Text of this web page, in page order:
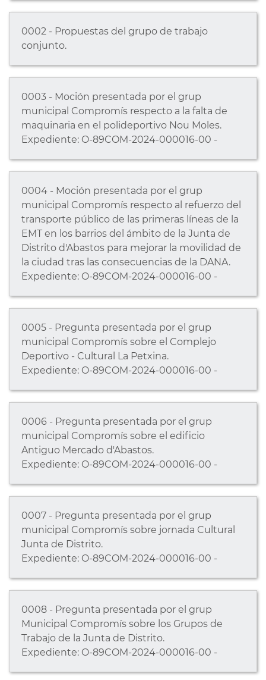
0002 - Propuestas del grupo de trabajo
conjunto.
0003 - Moción presentada por el grup
municipal Compromís respecto a la falta de
maquinaria en el polideportivo Nou Moles.
Expediente: O-89COM-2024-000016-00 -
0004 - Moción presentada por el grup
municipal Compromís respecto al refuerzo del
transporte público de las primeras líneas de la
EMT en los barrios del ámbito de la Junta de
Distrito d'Abastos para mejorar la movilidad de
la ciudad tras las consecuencias de la DANA.
Expediente: O-89COM-2024-000016-00 -
0005 - Pregunta presentada por el grup
municipal Compromís sobre el Complejo
Deportivo - Cultural La Petxina.
Expediente: O-89COM-2024-000016-00 -
0006 - Pregunta presentada por el grup
municipal Compromís sobre el edificio
Antiguo Mercado d'Abastos.
Expediente: O-89COM-2024-000016-00 -
0007 - Pregunta presentada por el grup
municipal Compromís sobre jornada Cultural
Junta de Distrito.
Expediente: O-89COM-2024-000016-00 -
0008 - Pregunta presentada por el grup
Municipal Compromís sobre los Grupos de
Trabajo de la Junta de Distrito.
Expediente: O-89COM-2024-000016-00 -